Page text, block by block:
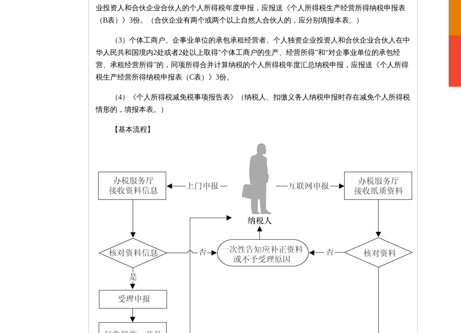
业投资人和合伙企业合伙人的个人所得税年度申报，应报送《个人所得税生产经营所得纳税申报表
（B表）》3份。（合伙企业有两个或两个以上自然人合伙人的，应分别填报本表。）
（3）个体工商户、企事业单位的承包承租经营者、个人独资企业投资人和合伙企业合伙人在中
华人民共和国境内2处或者2处以上取得“个体工商户的生产、经营所得”和“对企事业单位的承包经
营、承租经营所得”的，同项所得合并计算纳税的个人所得税年度汇总纳税申报，应报送《个人所得
税生产经营所得纳税申报表（C表）》3份。
（4）《个人所得税减免税事项报告表》（纳税人、扣缴义务人纳税申报时存在减免个人所得税
情形的，填报本表。）
【基本流程】